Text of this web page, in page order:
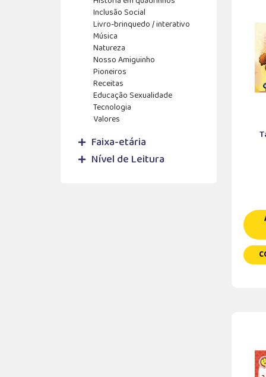
Inclusão Social
Livro-brinquedo / interativo
Música
Natureza
Nosso Amiguinho
Pioneiros
Receitas
Educação Sexualidade
Tecnologia
Valores
Faixa-etária
Nível de Leitura